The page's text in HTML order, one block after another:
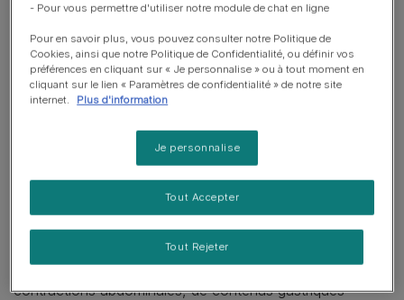
Si votre chien est malade juste après avoir mangé, cela
peut être lié à la nature du repas, à la façon dont il l’a
mangé ou à la quantité avalée. A‑t‑il été malade après
avoir essayé un nouvel aliment ? Ou a‑t‑il vomi sans
raison apparente ?
Qu’est‑ce que le
vomissement chez le chien?
Commençons par clarifier la différence entre vomir et
Le vomissement est une expulsionactive, avec
contractions abdominales, de contenus gastriques
- Pour vous permettre d'utiliser notre module de chat en ligne
Pour en savoir plus, vous pouvez consulter notre Politique de
Cookies, ainsi que notre Politique de Confidentialité, ou définir vos
préférences en cliquant sur « Je personnalise » ou à tout moment en
cliquant sur le lien « Paramètres de confidentialité » de notre site
internet.
Plus d'information
Je personnalise
Tout Rejeter
Tout Accepter